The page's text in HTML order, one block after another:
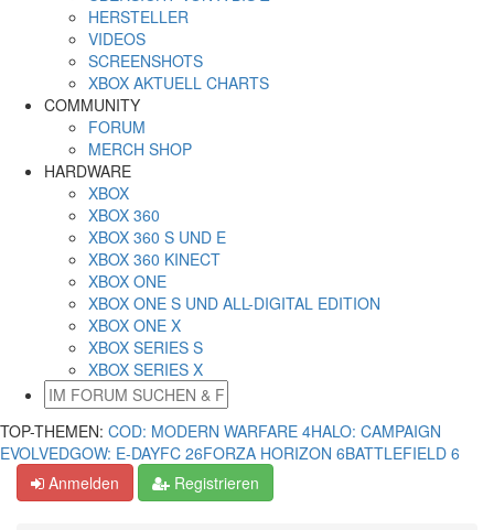
HERSTELLER
VIDEOS
SCREENSHOTS
XBOX AKTUELL CHARTS
COMMUNITY
FORUM
MERCH SHOP
HARDWARE
XBOX
XBOX 360
XBOX 360 S UND E
XBOX 360 KINECT
XBOX ONE
XBOX ONE S UND ALL-DIGITAL EDITION
XBOX ONE X
XBOX SERIES S
XBOX SERIES X
TOP-THEMEN: COD: MODERN WARFARE 4HALO: CAMPAIGN
EVOLVEDGOW: E-DAYFC 26FORZA HORIZON 6BATTLEFIELD 6
Anmelden
Registrieren